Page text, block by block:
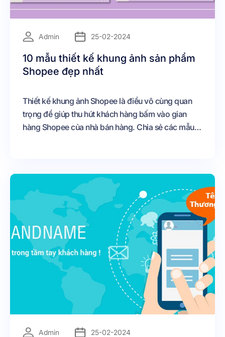
Admin 25-02-2024
10 mẫu thiết kế khung ảnh sản phẩm
Shopee đẹp nhất
Thiết kế khung ảnh Shopee là điều vô cùng quan
trọng để giúp thu hút khách hàng bấm vào gian
hàng Shopee của nhà bán hàng. Chia sẻ các mẫu
Admin 25-02-2024